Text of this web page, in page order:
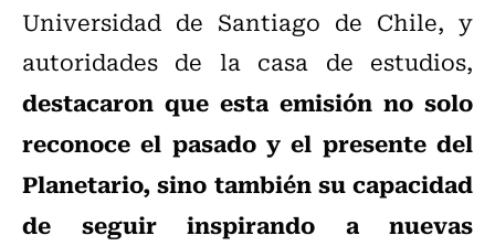
Universidad de Santiago de Chile, y
autoridades de la casa de estudios,
destacaron que esta emisión no solo
reconoce el pasado y el presente del
Planetario, sino también su capacidad
de seguir inspirando a nuevas